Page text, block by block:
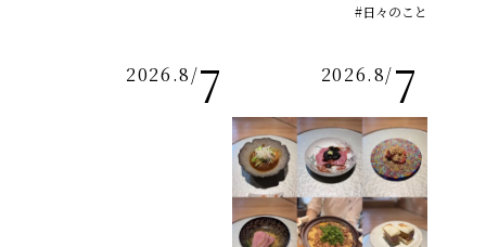
2026.8/7 2026.8/7
#日々のこと